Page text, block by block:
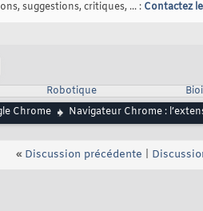
suggestions, critiques, ... : Contactez
Robotique
Chrome Navigateur Chrome :
« Discussion précédente